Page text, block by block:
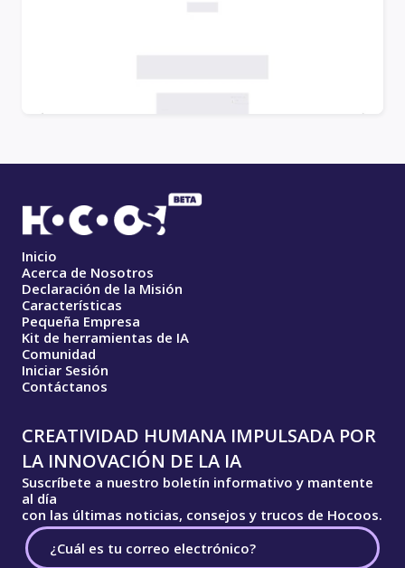
Inicio
Acerca de Nosotros
Declaración de la Misión
Características
Pequeña Empresa
Kit de herramientas de IA
Comunidad
Iniciar Sesión
Contáctanos
CREATIVIDAD HUMANA IMPULSADA POR
LA INNOVACIÓN DE LA IA
Suscríbete a nuestro boletín informativo y mantente
al día
con las últimas noticias, consejos y trucos de Hocoos.